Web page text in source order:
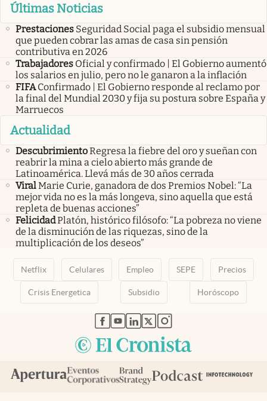
Últimas Noticias
Prestaciones Seguridad Social paga el subsidio mensual
que pueden cobrar las amas de casa sin pensión
contributiva en 2026
Trabajadores Oficial y confirmado | El Gobierno aumentó
los salarios en julio, pero no le ganaron a la inflación
FIFA Confirmado | El Gobierno responde al reclamo por
la final del Mundial 2030 y fija su postura sobre España y
Marruecos
Actualidad
DescubrimientoRegresa la fiebre del oro y sueñan con
reabrir la mina a cielo abierto más grande de
Latinoamérica. Llevá más de 30 años cerrada
ViralMarie Curie, ganadora de dos Premios Nobel: “La
mejor vida no es la más longeva, sino aquella que está
repleta de buenas acciones”
FelicidadPlatón, histórico filósofo: “La pobreza no viene
de la disminución de las riquezas, sino de la
multiplicación de los deseos”
Netflix Celulares Empleo SEPE Precios
Crisis Energetica Subsidio Horóscopo
abre en nueva pestaña
abre en nueva pestaña
abre en nueva pestaña
abre en nueva pestaña
abre en nueva pestaña